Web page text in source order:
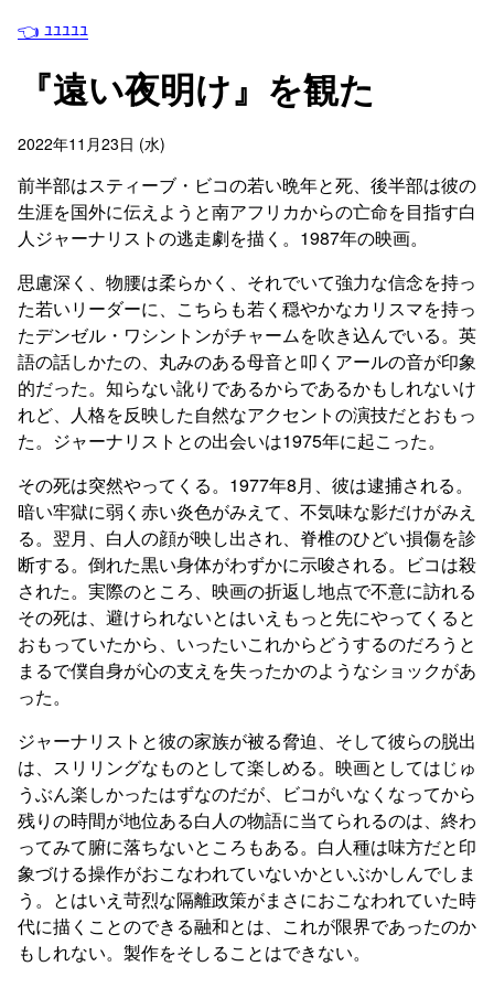
👈 ﾕﾕﾕﾕﾕ
『遠い夜明け』を観た
2022年11月23日 (水)
前半部はスティーブ・ビコの若い晩年と死、後半部は彼の
生涯を国外に伝えようと南アフリカからの亡命を目指す白
人ジャーナリストの逃走劇を描く。1987年の映画。
思慮深く、物腰は柔らかく、それでいて強力な信念を持っ
た若いリーダーに、こちらも若く穏やかなカリスマを持っ
たデンゼル・ワシントンがチャームを吹き込んでいる。英
語の話しかたの、丸みのある母音と叩くアールの音が印象
的だった。知らない訛りであるからであるかもしれないけ
れど、人格を反映した自然なアクセントの演技だとおもっ
た。ジャーナリストとの出会いは1975年に起こった。
その死は突然やってくる。1977年8月、彼は逮捕される。
暗い牢獄に弱く赤い炎色がみえて、不気味な影だけがみえ
る。翌月、白人の顔が映し出され、脊椎のひどい損傷を診
断する。倒れた黒い身体がわずかに示唆される。ビコは殺
された。実際のところ、映画の折返し地点で不意に訪れる
その死は、避けられないとはいえもっと先にやってくると
おもっていたから、いったいこれからどうするのだろうと
まるで僕自身が心の支えを失ったかのようなショックがあ
った。
ジャーナリストと彼の家族が被る脅迫、そして彼らの脱出
は、スリリングなものとして楽しめる。映画としてはじゅ
うぶん楽しかったはずなのだが、ビコがいなくなってから
残りの時間が地位ある白人の物語に当てられるのは、終わ
ってみて腑に落ちないところもある。白人種は味方だと印
象づける操作がおこなわれていないかといぶかしんでしま
う。とはいえ苛烈な隔離政策がまさにおこなわれていた時
代に描くことのできる融和とは、これが限界であったのか
もしれない。製作をそしることはできない。